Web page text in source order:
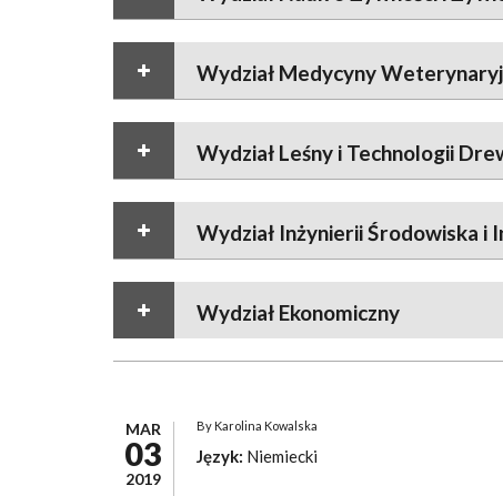
Wydział Medycyny
Wydział Leśny i Technologii
Wydział Inżynierii Środowiska i
Wydział Ekonomiczny
MAR
03
2019
By Karolina Kowalska
Język: Niemiecki